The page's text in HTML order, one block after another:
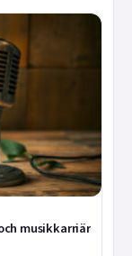
musikkarriär